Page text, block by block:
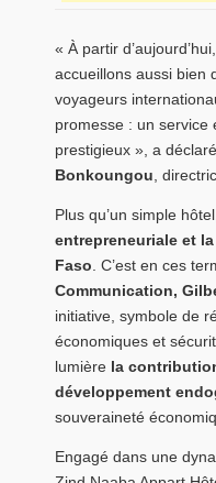
« À partir
accueillons aussi bien
voyageurs
promesse : un service
prestigieux », a
Bonkoungou,
Plus qu’un simple hôtel,
entrepreneuriale et
Faso . C’est en ces
Communication,
initiative, symbole de
économiques et
lumière la
développement
souveraineté
Engagé dans une